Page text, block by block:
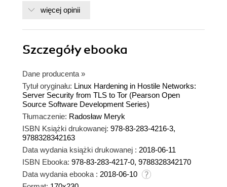
więcej opinii
Szczegółyebooka
Dane producenta »
Tytuł oryginału: Linux Hardening in Hostile Networks:
Server Security from TLS to Tor (Pearson Open
Source Software Development Series)
Tłumaczenie: Radosław Meryk
ISBN Książki drukowanej: 978-83-283-4216-3,
9788328342163
Data wydania książki drukowanej : 2018-06-11
ISBN Ebooka: 978-83-283-4217-0, 9788328342170
Data wydania ebooka : 2018-06-10